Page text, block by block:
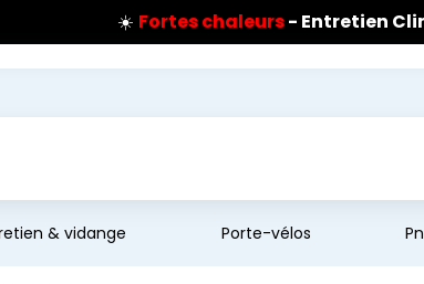
☀️ Fortes chaleurs- Entretien
Prix coûtant pneus
🔥Extincteur :réflexe sécurité
sur les pneus
& vidange Porte-vélos